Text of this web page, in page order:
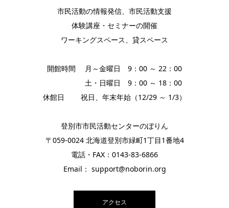
市民活動の情報発信、市民活動支援
体験講座・セミナーの開催
ワーキングスペース、貸スペース
開館時間 月～金曜日 9：00 ～ 22：00
土・日曜日 9：00 ～ 18：00
休館日 祝日、年末年始（12/29 ～ 1/3）
登別市市民活動センターのぼりん
〒059-0024 北海道登別市緑町1丁目1番地4
電話・FAX：0143-83-6866
Email： support@noborin.org
アクセス